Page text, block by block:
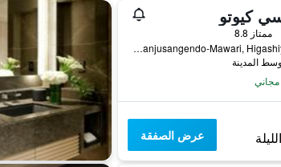
كيوتو
ممتاز 8.8
644-2 Sanjusangendo-Mawari, Higashiyama-ku, كيوتو, اليابان
عرض الصفقة